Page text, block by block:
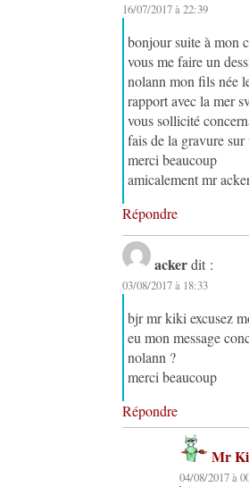
16/07/2017 à 22:39
bonjour suite à mon
vous me faire un
nolann mon fils née
rapport avec la mer
vous sollicité
fais de la gravure sur
merci beaucoup
amicalement mr
Répondre
acker dit :
03/08/2017 à 18:33
bjr mr kiki excusez
eu mon message
nolann ?
merci beaucoup
Répondre
Mr
04/08/2017 à